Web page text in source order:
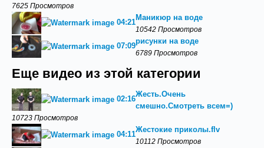
7625 Просмотров
04:21
Маникюр на воде
10542 Просмотров
07:09
рисунки на воде
6789 Просмотров
Еще видео из этой категории
02:16
Жесть.Очень
смешно.Смотреть всем=)
10723 Просмотров
04:11
Жестокие приколы.flv
10112 Просмотров